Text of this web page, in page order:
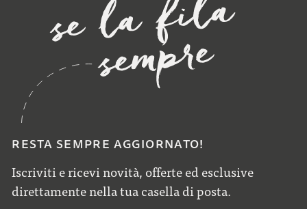
RESTA SEMPRE AGGIORNATO!
Iscriviti e ricevi novità, offerte ed esclusive
direttamente nella tua casella di posta.